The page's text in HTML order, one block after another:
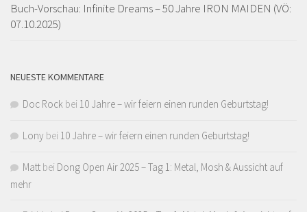
Buch-Vorschau: Infinite Dreams – 50 Jahre IRON MAIDEN (VÖ:
07.10.2025)
NEUESTE KOMMENTARE
Doc Rock bei 10 Jahre – wir feiern einen runden Geburtstag!
Lony bei 10 Jahre – wir feiern einen runden Geburtstag!
Matt bei Dong Open Air 2025 – Tag 1: Metal, Mosh & Aussicht auf
mehr